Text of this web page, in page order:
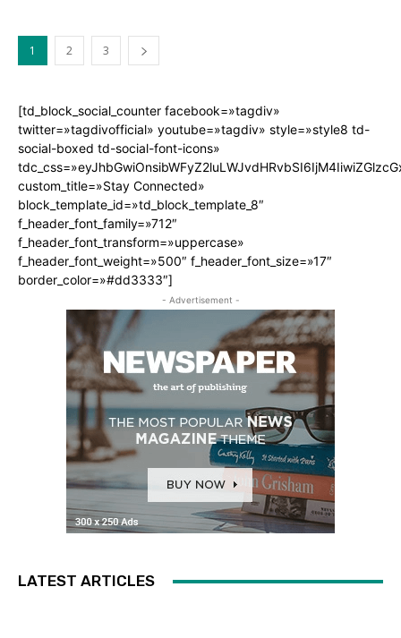
1 2 3
[td_block_social_counter facebook=»tagdiv»
twitter=»tagdivofficial» youtube=»tagdiv» style=»style8 td-
social-boxed td-social-font-icons»
custom_title=»Stay Connected»
block_template_id=»td_block_template_8″
f_header_font_family=»712″
f_header_font_transform=»uppercase»
f_header_font_weight=»500″ f_header_font_size=»17″
border_color=»#dd3333″]
- Advertisement -
LATEST ARTICLES